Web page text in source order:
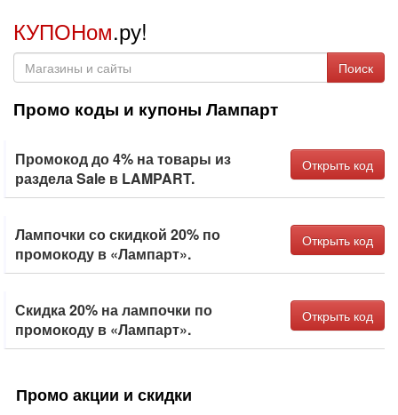
КУПОНом.ру!
Поиск
Промо коды и купоны Лампарт
Промокод до 4% на товары из
раздела Sale в LAMPART.
Открыть код
Лампочки со скидкой 20% по
промокоду в «Лампарт».
Открыть код
Скидка 20% на лампочки по
промокоду в «Лампарт».
Открыть код
Промо акции и скидки